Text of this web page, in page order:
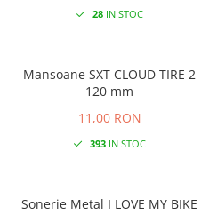
28IN STOC
Mansoane SXT CLOUD TIRE 2
120 mm
11,00 RON
393IN STOC
Sonerie Metal I LOVE MY BIKE